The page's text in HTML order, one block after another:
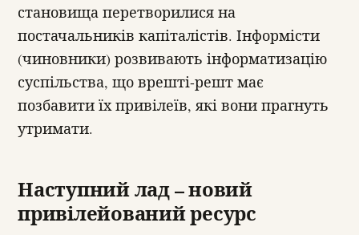
становища перетворилися на
постачальників капіталістів. Інформісти
(чиновники) розвивають інформатизацію
суспільства, що врешті-решт має
позбавити їх привілеїв, які вони прагнуть
утримати.
Наступний лад – новий
привілейований ресурс